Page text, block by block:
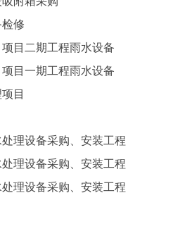
修
目二期工程雨水设备
目一期工程雨水设备
目
理设备采购、安装工程
理设备采购、安装工程
理设备采购、安装工程